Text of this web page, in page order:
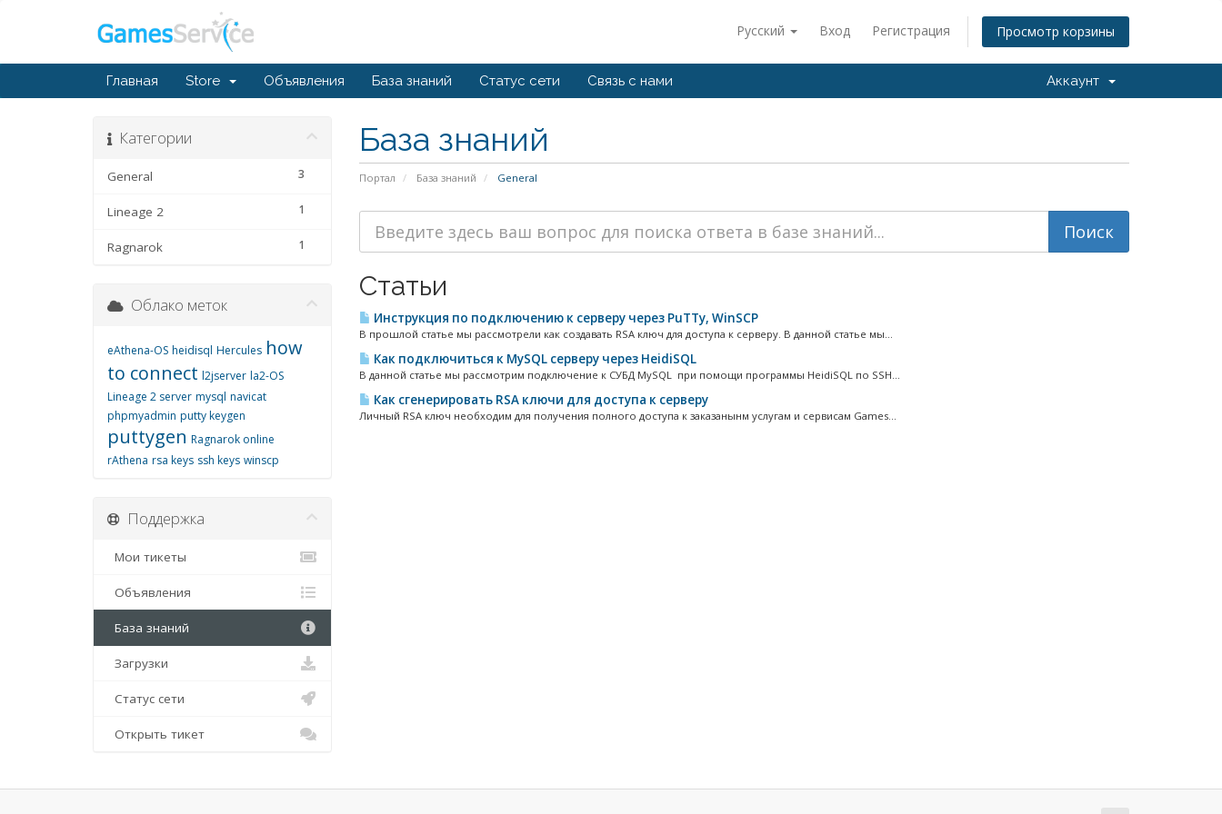
Русский Вход Регистрация Просмотр корзины
Главная Store Объявления База знаний Статус сети Связь с нами Аккаунт
База знаний
Портал База знаний General
Категории
3
General
1
Lineage 2
1
Ragnarok
Статьи
Инструкция по подключению к серверу через PuTTy, WinSCP
В прошлой статье мы рассмотрели как создавать RSA ключ для доступа к серверу. В данной статье мы...
Как подключиться к MySQL серверу через HeidiSQL
В данной статье мы рассмотрим подключение к СУБД MySQL при помощи программы HeidiSQL по SSH...
Как сгенерировать RSA ключи для доступа к серверу
Личный RSA ключ необходим для получения полного доступа к заказанынм услугам и сервисам Games...
Облако меток
eAthena-OS heidisql Hercules how
to connect l2jserver la2-OS
Lineage 2 server mysql navicat
phpmyadmin putty keygen
puttygen Ragnarok online
rAthena rsa keys ssh keys winscp
Поддержка
Мои тикеты
Объявления
База знаний
Загрузки
Статус сети
Открыть тикет